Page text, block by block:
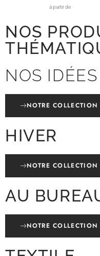
à partir de
NOS
NOS
NOTRE COLLECTION
HIVER
NOTRE COLLECTION
AU
NOTRE COLLECTION